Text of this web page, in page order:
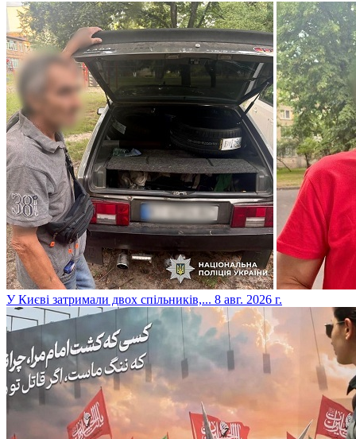
​У Києві затримали двох спільників,... 8 авг. 2026 г.